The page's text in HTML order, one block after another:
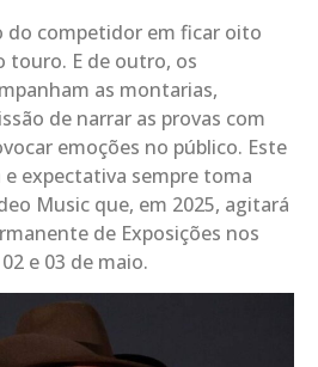
do competidor em ficar oito
touro. E de outro, os
as montarias,
de narrar as provas com
emoções no público. Este
expectativa sempre toma
Music que, em 2025, agitará
de Exposições nos
e 03 de maio.